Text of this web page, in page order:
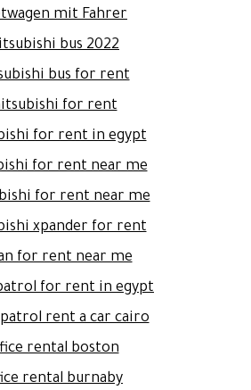
mit Fahrer
bus 2022
bus for rent
for rent
for rent in egypt
for rent near me
for rent near me\
xpander for rent
for rent near me
for rent in egypt
rent a car cairo
rental boston
rental burnaby